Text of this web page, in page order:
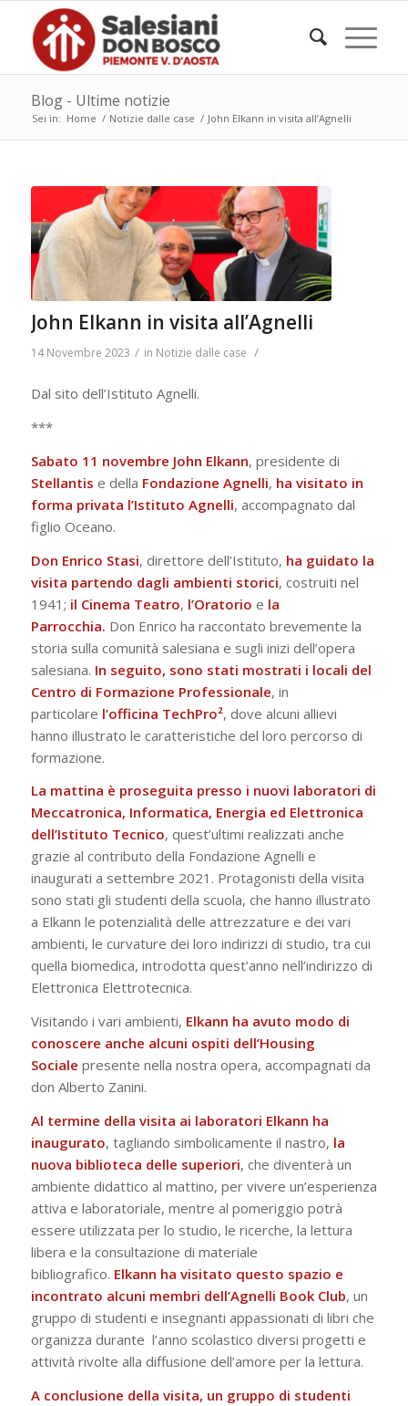
Blog - Ultime notizie
Sei in: Home / Notizie dalle case / John Elkann in visita all’Agnelli
John Elkann in visita all’Agnelli
14 Novembre 2023 / in Notizie dalle case /
Dal sito dell’Istituto Agnelli.
***
Sabato 11 novembre John Elkann, presidente di
Stellantis e della Fondazione Agnelli, ha visitato in
forma privata l’Istituto Agnelli, accompagnato dal
figlio Oceano.
Don Enrico Stasi, direttore dell’Istituto, ha guidato la
visita partendo dagli ambienti storici, costruiti nel
1941; il Cinema Teatro, l’Oratorio e la
Parrocchia. Don Enrico ha raccontato brevemente la
storia sulla comunità salesiana e sugli inizi dell’opera
salesiana. In seguito, sono stati mostrati i locali del
Centro di Formazione Professionale, in
particolare l’officina TechPro², dove alcuni allievi
hanno illustrato le caratteristiche del loro percorso di
formazione.
La mattina è proseguita presso i nuovi laboratori di
Meccatronica, Informatica, Energia ed Elettronica
dell’Istituto Tecnico, quest’ultimi realizzati anche
grazie al contributo della Fondazione Agnelli e
inaugurati a settembre 2021. Protagonisti della visita
sono stati gli studenti della scuola, che hanno illustrato
a Elkann le potenzialità delle attrezzature e dei vari
ambienti, le curvature dei loro indirizzi di studio, tra cui
quella biomedica, introdotta quest’anno nell’indirizzo di
Elettronica Elettrotecnica.
Visitando i vari ambienti, Elkann ha avuto modo di
conoscere anche alcuni ospiti dell’Housing
Sociale presente nella nostra opera, accompagnati da
don Alberto Zanini.
Al termine della visita ai laboratori Elkann ha
inaugurato, tagliando simbolicamente il nastro, la
nuova biblioteca delle superiori, che diventerà un
ambiente didattico al mattino, per vivere un’esperienza
attiva e laboratoriale, mentre al pomeriggio potrà
essere utilizzata per lo studio, le ricerche, la lettura
libera e la consultazione di materiale
bibliografico. Elkann ha visitato questo spazio e
incontrato alcuni membri dell’Agnelli Book Club, un
gruppo di studenti e insegnanti appassionati di libri che
organizza durante l’anno scolastico diversi progetti e
attività rivolte alla diffusione dell’amore per la lettura.
A conclusione della visita, un gruppo di studenti